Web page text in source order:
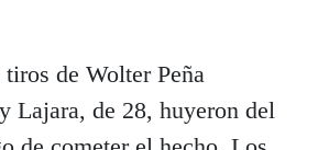
de Wolter Peña
Lajara, de 28, huyeron del